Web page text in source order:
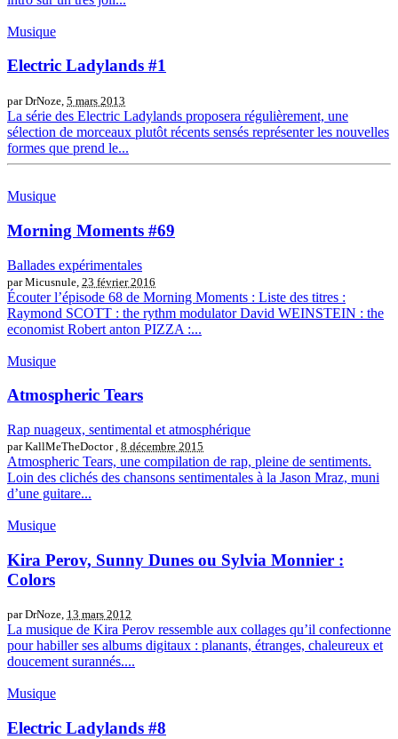
Musique
Electric Ladylands #1
par DrNoze, 5 mars 2013
La série des Electric Ladylands proposera régulièrement, une
sélection de morceaux plutôt récents sensés représenter les nouvelles
formes que prend le...
Musique
Morning Moments #69
Ballades expérimentales
par Micusnule, 23 février 2016
Écouter l’épisode 68 de Morning Moments : Liste des titres :
Raymond SCOTT : the rythm modulator David WEINSTEIN : the
economist Robert anton PIZZA :...
Musique
Atmospheric Tears
Rap nuageux, sentimental et atmosphérique
par KallMeTheDoctor , 8 décembre 2015
Atmospheric Tears, une compilation de rap, pleine de sentiments.
Loin des clichés des chansons sentimentales à la Jason Mraz, muni
d’une guitare...
Musique
Kira Perov, Sunny Dunes ou Sylvia Monnier :
Colors
par DrNoze, 13 mars 2012
La musique de Kira Perov ressemble aux collages qu’il confectionne
pour habiller ses albums digitaux : planants, étranges, chaleureux et
doucement surannés....
Musique
Electric Ladylands #8